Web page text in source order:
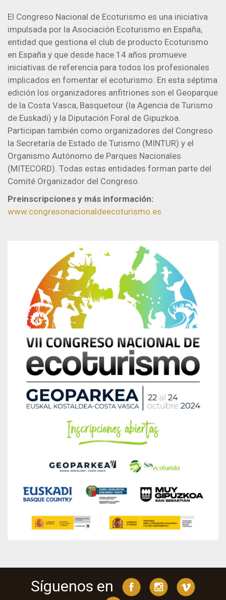
El Congreso Nacional de Ecoturismo es una iniciativa
impulsada por la Asociación Ecoturismo en España,
entidad que gestiona el club de producto Ecoturismo
en España y que desde hace 14 años promueve
iniciativas de referencia para todos los profesionales
implicados en fomentar el ecoturismo. En esta séptima
edición los organizadores anfitriones son el Geoparque
de la Costa Vasca, Basquetour (la Agencia de Turismo
de Euskadi) y la Diputación Foral de Gipuzkoa.
Participan también como organizadores del Congreso
la Secretaría de Estado de Turismo (MINTUR) y el
Organismo Autónomo de Parques Nacionales
(MITECORD). Todas estas entidades forman parte del
Comité Organizador del Congreso.
Preinscripciones y más información:
www.congresonacionaldeecoturismo.es
Síguenos en